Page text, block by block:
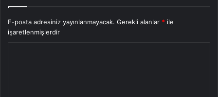
E-posta adresiniz yayınlanmayacak. Gerekli alanlar * ile
işaretlenmişlerdir